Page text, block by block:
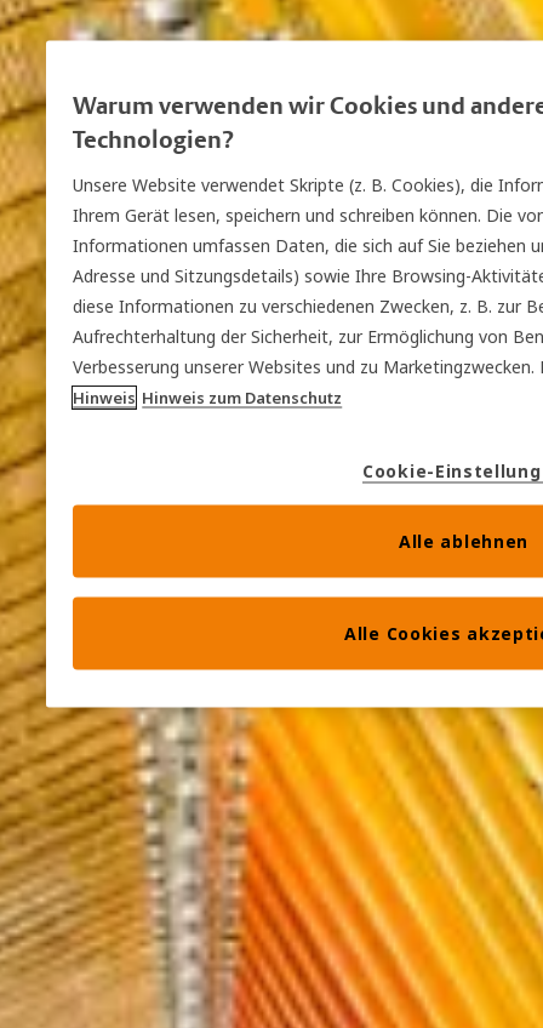
Warum verwenden wir Cookies und
Technologien?
Unsere Website verwendet Skripte (z. B. Cookies), die
Ihrem Gerät lesen, speichern und schreiben können. Die
Informationen umfassen Daten, die sich auf Sie beziehen
Adresse und Sitzungsdetails) sowie Ihre Browsing-
diese Informationen zu verschiedenen Zwecken, z. B. zur
Aufrechterhaltung der Sicherheit, zur Ermöglichung von
Verbesserung unserer Websites und zu
Hinweis Hinweis zum Datenschutz
Cookie-
Alle ablehnen
Alle Cookies